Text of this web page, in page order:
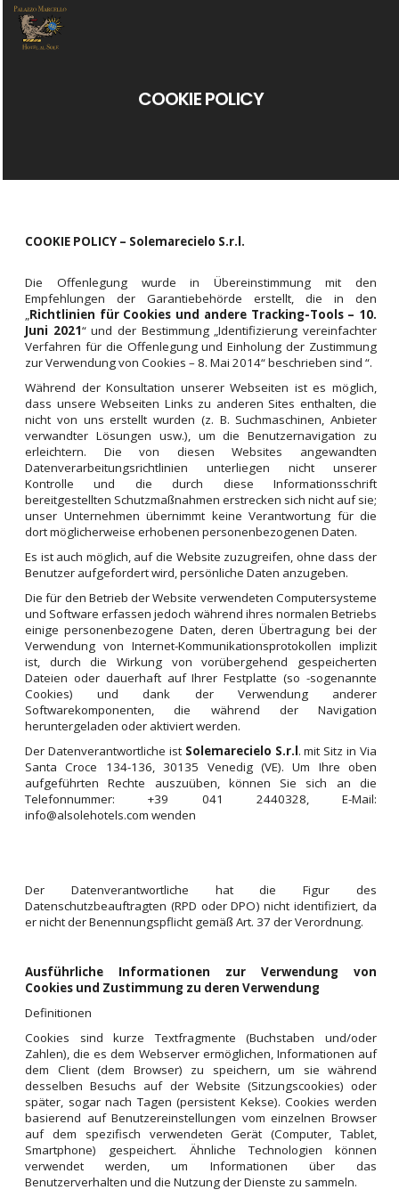
COOKIE POLICY
COOKIE POLICY – Solemarecielo S.r.l.
Die Offenlegung wurde in Übereinstimmung mit den
Empfehlungen der Garantiebehörde erstellt, die in den
„Richtlinien für Cookies und andere Tracking-Tools – 10.
Juni 2021“ und der Bestimmung „Identifizierung vereinfachter
Verfahren für die Offenlegung und Einholung der Zustimmung
zur Verwendung von Cookies – 8. Mai 2014“ beschrieben sind “.
Während der Konsultation unserer Webseiten ist es möglich,
dass unsere Webseiten Links zu anderen Sites enthalten, die
nicht von uns erstellt wurden (z. B. Suchmaschinen, Anbieter
verwandter Lösungen usw.), um die Benutzernavigation zu
erleichtern. Die von diesen Websites angewandten
Datenverarbeitungsrichtlinien unterliegen nicht unserer
Kontrolle und die durch diese Informationsschrift
bereitgestellten Schutzmaßnahmen erstrecken sich nicht auf sie;
unser Unternehmen übernimmt keine Verantwortung für die
dort möglicherweise erhobenen personenbezogenen Daten.
Es ist auch möglich, auf die Website zuzugreifen, ohne dass der
Benutzer aufgefordert wird, persönliche Daten anzugeben.
Die für den Betrieb der Website verwendeten Computersysteme
und Software erfassen jedoch während ihres normalen Betriebs
einige personenbezogene Daten, deren Übertragung bei der
Verwendung von Internet-Kommunikationsprotokollen implizit
ist, durch die Wirkung von vorübergehend gespeicherten
Dateien oder dauerhaft auf Ihrer Festplatte (so -sogenannte
Cookies) und dank der Verwendung anderer
Softwarekomponenten, die während der Navigation
heruntergeladen oder aktiviert werden.
Der Datenverantwortliche ist Solemarecielo S.r.l. mit Sitz in Via
Santa Croce 134-136, 30135 Venedig (VE). Um Ihre oben
aufgeführten Rechte auszuüben, können Sie sich an die
Telefonnummer: +39 041 2440328, E-Mail:
info@alsolehotels.com wenden
Der Datenverantwortliche hat die Figur des
Datenschutzbeauftragten (RPD oder DPO) nicht identifiziert, da
er nicht der Benennungspflicht gemäß Art. 37 der Verordnung.
Ausführliche Informationen zur Verwendung von
Cookies und Zustimmung zu deren Verwendung
Definitionen
Cookies sind kurze Textfragmente (Buchstaben und/oder
Zahlen), die es dem Webserver ermöglichen, Informationen auf
dem Client (dem Browser) zu speichern, um sie während
desselben Besuchs auf der Website (Sitzungscookies) oder
später, sogar nach Tagen (persistent Kekse). Cookies werden
basierend auf Benutzereinstellungen vom einzelnen Browser
auf dem spezifisch verwendeten Gerät (Computer, Tablet,
Smartphone) gespeichert. Ähnliche Technologien können
verwendet werden, um Informationen über das
Benutzerverhalten und die Nutzung der Dienste zu sammeln.